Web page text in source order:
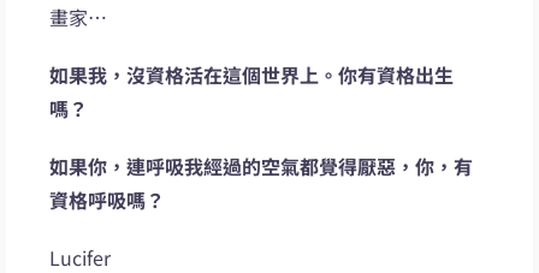
畫家…
如果我，沒資格活在這個世界上。你有資格出生
嗎？
如果你，連呼吸我經過的空氣都覺得厭惡，你，有
資格呼吸嗎？
Lucifer